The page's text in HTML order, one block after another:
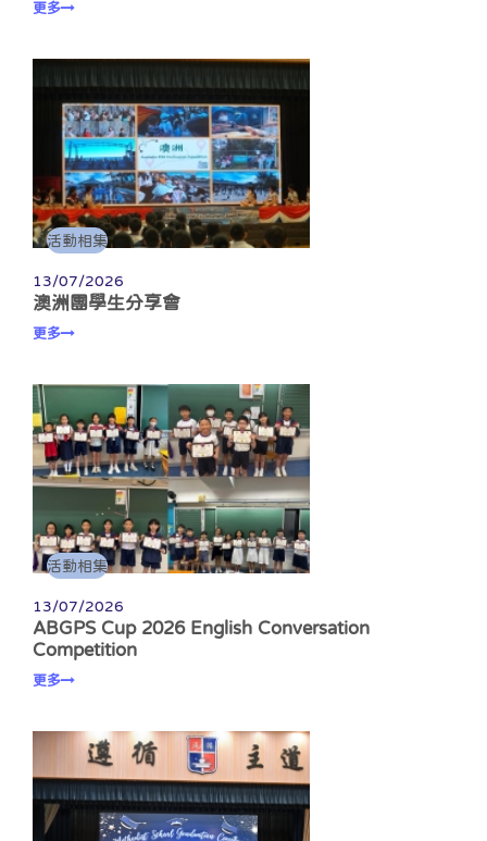
更多
活動相集
13/07/2026
澳洲團學生分享會
更多
活動相集
13/07/2026
ABGPS Cup 2026 English Conversation
Competition
更多